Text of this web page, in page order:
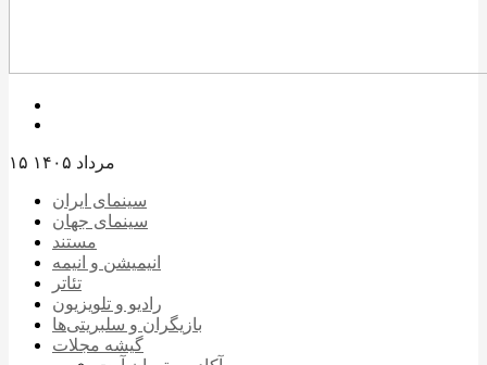
۱۵ مرداد ۱۴۰۵
سینمای ایران
سینمای جهان
مستند
انیمیشن و انیمه
تئاتر
رادیو و تلویزیون
بازیگران و سلبریتی‌ها
گیشه مجلات